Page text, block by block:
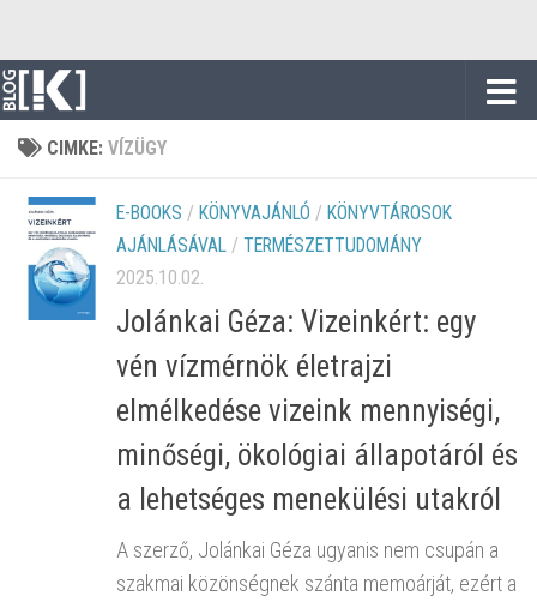
CIMKE: VÍZÜGY
E-BOOKS / KÖNYVAJÁNLÓ / KÖNYVTÁROSOK
AJÁNLÁSÁVAL / TERMÉSZETTUDOMÁNY
2025.10.02.
Jolánkai Géza: Vizeinkért: egy
vén vízmérnök életrajzi
elmélkedése vizeink mennyiségi,
minőségi, ökológiai állapotáról és
a lehetséges menekülési utakról
A szerző, Jolánkai Géza ugyanis nem csupán a
szakmai közönségnek szánta memoárját, ezért a